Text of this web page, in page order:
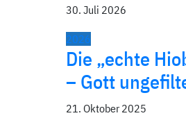
30. Juli 2026
2026
Die „echte
– Gott
21. Oktober 2025